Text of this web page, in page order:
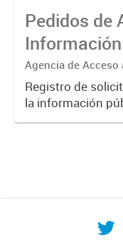
Pedidos de
Agencia de Acceso
Pública
Registro de
la información
ante la Agencia